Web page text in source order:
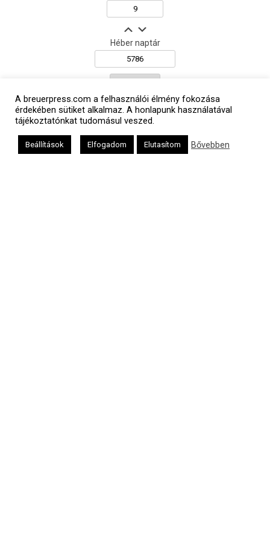
Héber naptár
אב
Oldalunkat a Mazsök támogatja
A breuerpress.com a felhasználói élmény fokozása
érdekében sütiket alkalmaz. A honlapunk használatával
tájékoztatónkat tudomásul veszed.
Beállítások Elfogadom Elutasítom Bővebben